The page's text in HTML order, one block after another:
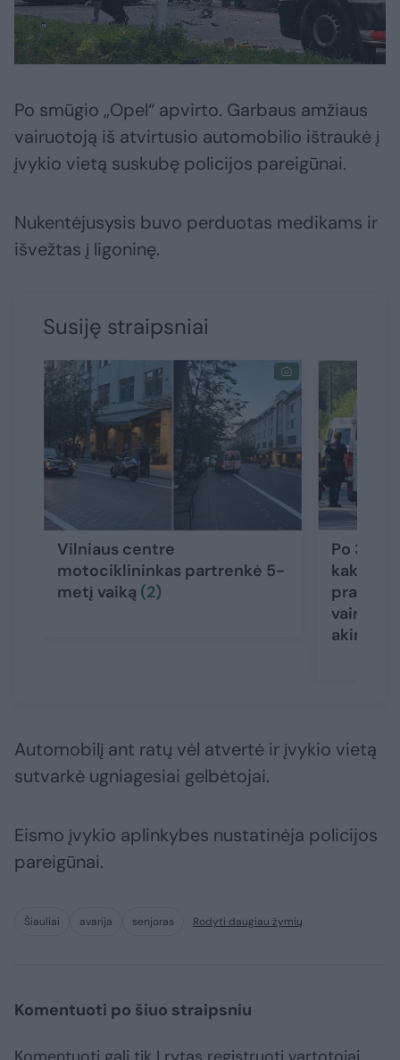
Po smūgio „Opel“ apvirto. Garbaus amžiaus
vairuotoją iš atvirtusio automobilio ištraukė į
įvykio vietą suskubę policijos pareigūnai.
Nukentėjusysis buvo perduotas medikams ir
išvežtas į ligoninę.
Susiję straipsniai
Vilniaus centre
motociklininkas partrenkė 5-
metį vaiką (2)
Po 3
prabilo
Automobilį ant ratų vėl atvertė ir įvykio vietą
sutvarkė ugniagesiai gelbėtojai.
Eismo įvykio aplinkybes nustatinėja policijos
pareigūnai.
Šiauliai avarija senjoras Rodyti daugiau žymių
Komentuoti po šiuo straipsniu